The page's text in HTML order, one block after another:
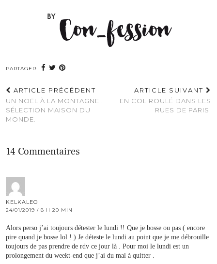
PARTAGER:
ARTICLE PRÉCÉDENT
UN NOËL À LA MONTAGNE :
SÉLECTION MAISON DU
MONDE.
ARTICLE SUIVANT
EN COL ROULÉ DANS LES
RUES DE PARIS.
14 Commentaires
KELKALEO
24/01/2019 / 8 H 20 MIN
Alors perso j’ai toujours détester le lundi !! Que je bosse ou pas ( encore
pire quand je bosse lol ! ) Je déteste le lundi au point que je me débrouille
toujours de pas prendre de rdv ce jour là . Pour moi le lundi est un
prolongement du weekt-end que j’ai du mal à quitter .